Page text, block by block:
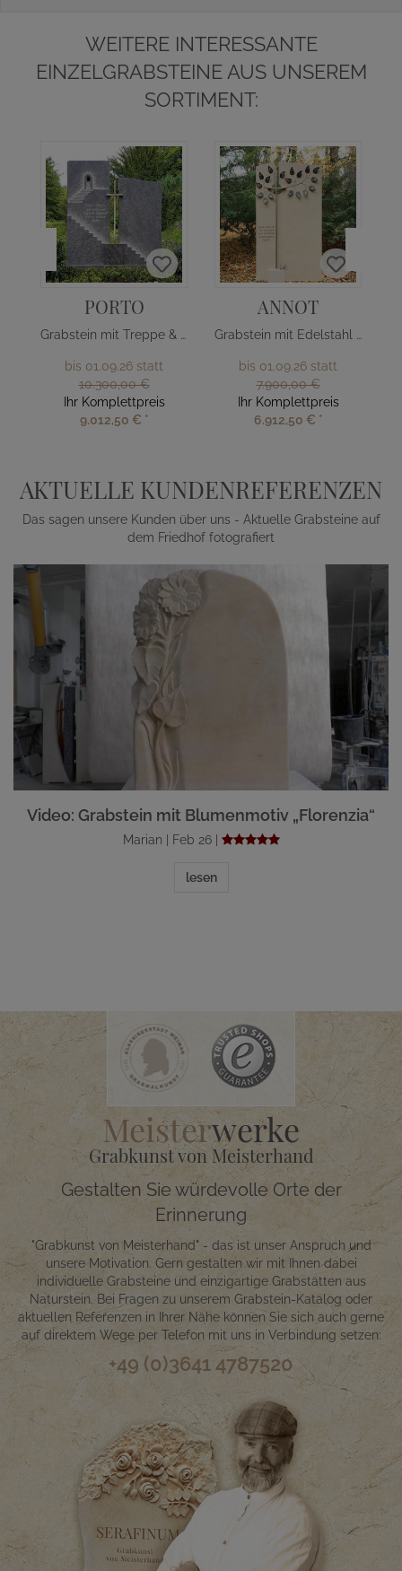
WEITERE INTERESSANTE
EINZELGRABSTEINE AUS UNSEREM
SORTIMENT:
PORTO
Grabstein mit Treppe & Edelstahl Kreuz
bis 01.09.26 statt
10.300,00 €
Ihr Komplettpreis
9.012,50 € *
ANNOT
Grabstein mit Edelstahl Baum
bis 01.09.26 statt
7.900,00 €
Ihr Komplettpreis
6.912,50 € *
AKTUELLE KUNDENREFERENZEN
Das sagen unsere Kunden über uns - Aktuelle Grabsteine auf
dem Friedhof fotografiert
Video: Grabstein mit Blumenmotiv „Florenzia“
Marian | Feb 26 |
lesen
Meisterwerke
Grabkunst von Meisterhand
Gestalten Sie würdevolle Orte der
Erinnerung
"Grabkunst von Meisterhand" - das ist unser Anspruch und
unsere Motivation. Gern gestalten wir mit Ihnen dabei
individuelle Grabsteine und einzigartige Grabstätten aus
Naturstein. Bei Fragen zu unserem Grabstein-Katalog oder
aktuellen Referenzen in Ihrer Nähe können Sie sich auch gerne
auf direktem Wege per Telefon mit uns in Verbindung setzen:
+49 (0)3641 4787520